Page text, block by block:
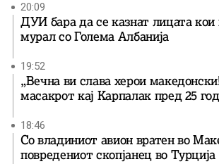
20:09
ДУИ бара да се казнат лицата
мурал со Голема Албанија
19:52
„Вечна ви слава херои
масакрот кај Карпалак пред 25
18:46
Со владиниот авион вратен во
повредениот скопјанец во Турција